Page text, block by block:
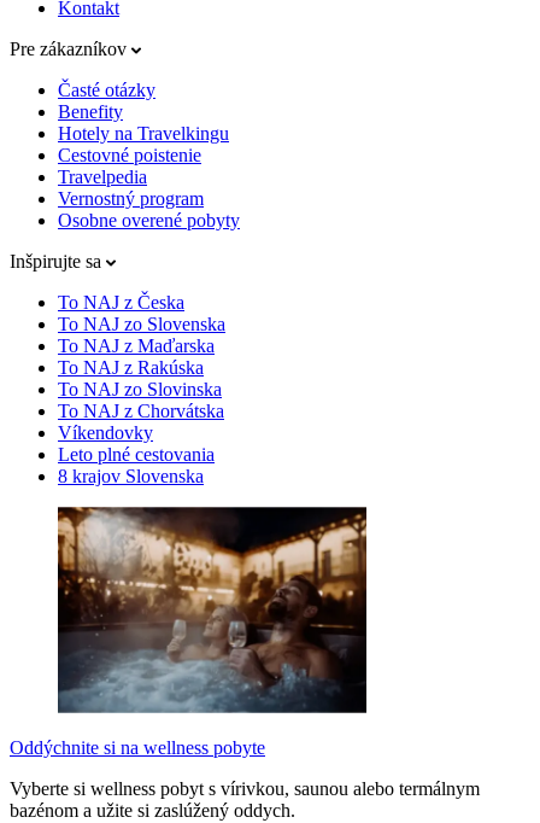
Kontakt
Pre zákazníkov
Časté otázky
Benefity
Hotely na Travelkingu
Cestovné poistenie
Travelpedia
Vernostný program
Osobne overené pobyty
Inšpirujte sa
To NAJ z Česka
To NAJ zo Slovenska
To NAJ z Maďarska
To NAJ z Rakúska
To NAJ zo Slovinska
To NAJ z Chorvátska
Víkendovky
Leto plné cestovania
8 krajov Slovenska
Oddýchnite si na wellness pobyte
Vyberte si wellness pobyt s vírivkou, saunou alebo termálnym
bazénom a užite si zaslúžený oddych.